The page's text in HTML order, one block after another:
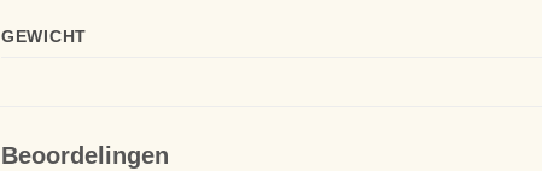
GEWICHT
Beoordelingen